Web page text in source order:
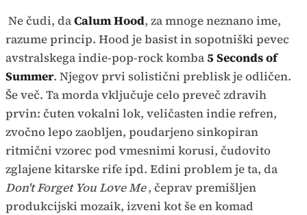
Ne čudi, daCalum Hood, za mnoge neznano ime,
razume princip. Hood je basist in sopotniški pevec
avstralskega indie-pop-rock komba5 Seconds of
Summer. Njegov prvi solistični preblisk je odličen.
Še več. Ta morda vključuje celo preveč zdravih
prvin: čuten vokalni lok, veličasten indie refren,
zvočno lepo zaobljen, poudarjeno sinkopiran
ritmični vzorec pod vmesnimi korusi, čudovito
zglajene kitarske rife ipd. Edini problem je ta, da
Don't Forget You Love Me, čeprav premišljen
produkcijski mozaik, izveni kot še en komad